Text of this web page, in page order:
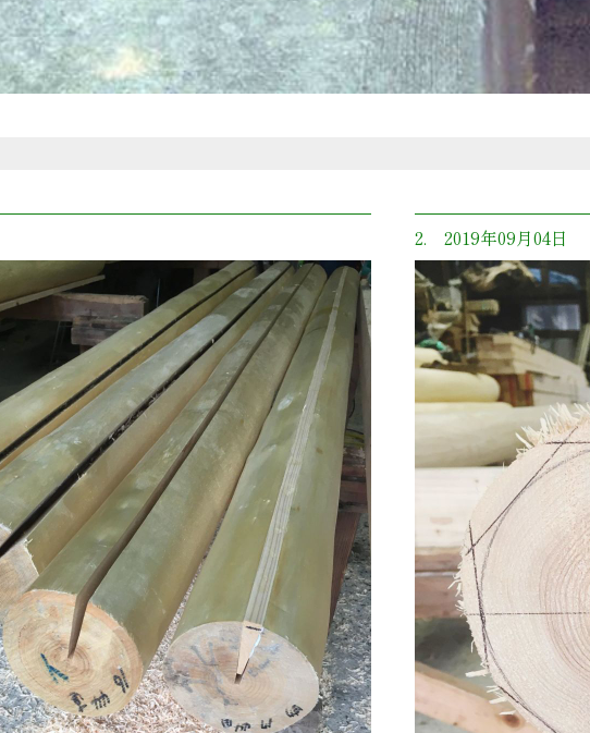
2. 2019年09月04日